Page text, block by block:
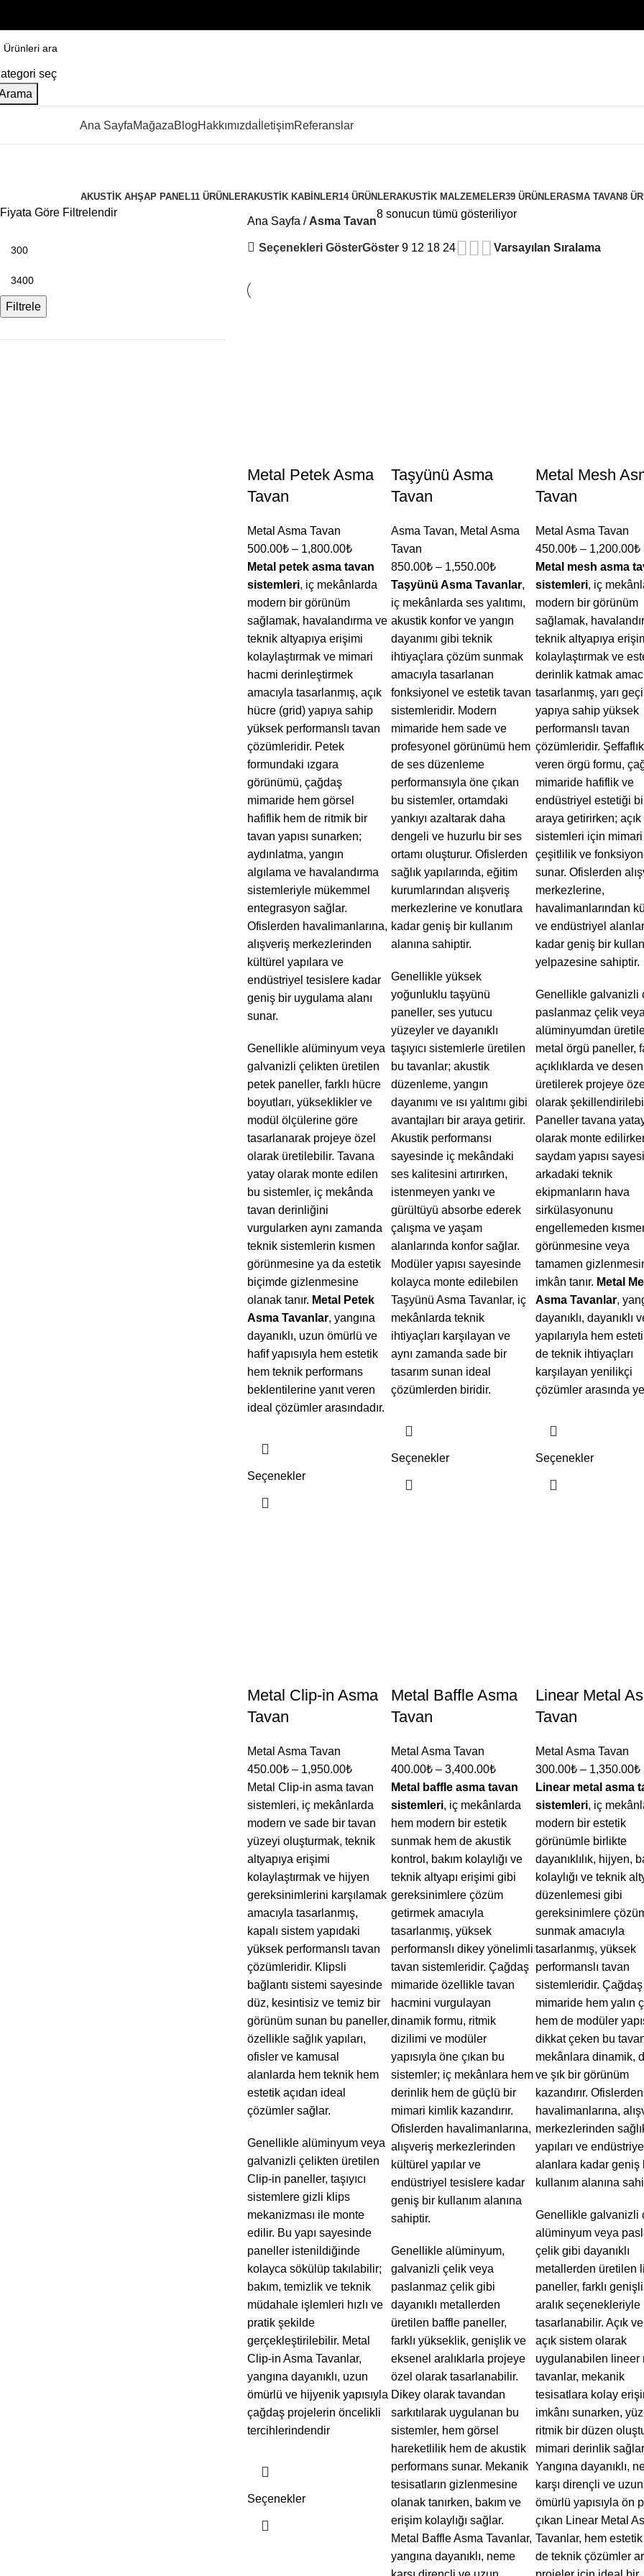
seç
Ana SayfaMağazaBlogHakkımızda İletişimReferanslar
AKUSTIK AHŞAP PANEL11 ÜRÜNLERAKUSTIK KABINLER14 ÜRÜNLERAKUSTIK MALZEMELER39 ÜRÜNLERASMA TAVAN8
Fiyata Göre Filtrelendir
Filtrele
Ana Sayfa Asma Tavan
8 sonucun tümü gösteriliyor
Seçenekleri GösterGöster 9 12 18 24
Metal Petek Asma
Tavan
Metal Asma Tavan
500.00₺ – 1,800.00₺
Metal petek asma tavan
sistemleri, iç mekânlarda
modern bir görünüm
sağlamak, havalandırma ve
teknik altyapıya erişimi
kolaylaştırmak ve mimari
hacmi derinleştirmek
amacıyla tasarlanmış, açık
hücre (grid) yapıya sahip
yüksek performanslı tavan
çözümleridir. Petek
formundaki ızgara
görünümü, çağdaş
mimaride hem görsel
hafiflik hem de ritmik bir
tavan yapısı sunarken;
aydınlatma, yangın
algılama ve havalandırma
sistemleriyle mükemmel
entegrasyon sağlar.
Ofislerden havalimanlarına,
alışveriş merkezlerinden
kültürel yapılara ve
endüstriyel tesislere kadar
geniş bir uygulama alanı
sunar.
Genellikle alüminyum veya
galvanizli çelikten üretilen
petek paneller, farklı hücre
boyutları, yükseklikler ve
modül ölçülerine göre
tasarlanarak projeye özel
olarak üretilebilir. Tavana
yatay olarak monte edilen
bu sistemler, iç mekânda
tavan derinliğini
vurgularken aynı zamanda
teknik sistemlerin kısmen
görünmesine ya da estetik
biçimde gizlenmesine
olanak tanır. Metal Petek
Asma Tavanlar, yangına
dayanıklı, uzun ömürlü ve
hafif yapısıyla hem estetik
hem teknik performans
beklentilerine yanıt veren
ideal çözümler arasındadır.
Seçenekler
Taşyünü Asma
Tavan
Asma Tavan, Metal Asma
Tavan
850.00₺ – 1,550.00₺
Taşyünü Asma Tavanlar,
iç mekânlarda ses yalıtımı,
akustik konfor ve yangın
dayanımı gibi teknik
ihtiyaçlara çözüm sunmak
amacıyla tasarlanan
fonksiyonel ve estetik tavan
sistemleridir. Modern
mimaride hem sade ve
profesyonel görünümü hem
de ses düzenleme
performansıyla öne çıkan
bu sistemler, ortamdaki
yankıyı azaltarak daha
dengeli ve huzurlu bir ses
ortamı oluşturur. Ofislerden
sağlık yapılarında, eğitim
kurumlarından alışveriş
merkezlerine ve konutlara
kadar geniş bir kullanım
alanına sahiptir.
Genellikle yüksek
yoğunluklu taşyünü
paneller, ses yutucu
yüzeyler ve dayanıklı
taşıyıcı sistemlerle üretilen
bu tavanlar; akustik
düzenleme, yangın
dayanımı ve ısı yalıtımı gibi
avantajları bir araya getirir.
Akustik performansı
sayesinde iç mekândaki
ses kalitesini artırırken,
istenmeyen yankı ve
gürültüyü absorbe ederek
çalışma ve yaşam
alanlarında konfor sağlar.
Modüler yapısı sayesinde
kolayca monte edilebilen
Taşyünü Asma Tavanlar, iç
mekânlarda teknik
ihtiyaçları karşılayan ve
aynı zamanda sade bir
tasarım sunan ideal
çözümlerden biridir.
Seçenekler
Metal Mesh
Tavan
Metal Asma Tavan
450.00₺ – 1,200.00₺
Metal mesh asma
sistemleri, iç
modern bir görünüm
sağlamak,
teknik altyapıya
kolaylaştırmak ve
derinlik katmak
tasarlanmış, yarı
yapıya sahip yüksek
performanslı tavan
çözümleridir.
veren örgü formu,
mimaride hafiflik ve
endüstriyel estetiği
araya getirirken; açık
sistemleri için mimari
çeşitlilik ve
sunar. Ofislerden
merkezlerine,
havalimanlarından
ve endüstriyel
kadar geniş bir
yelpazesine sahiptir.
Genellikle galvanizli
paslanmaz çelik veya
alüminyumdan
metal örgü paneller,
açıklıklarda ve
üretilerek projeye
olarak
Paneller tavana
olarak monte
saydam yapısı
arkadaki teknik
ekipmanların hava
sirkülasyonunu
engellemeden
görünmesine veya
tamamen
imkân tanır. Metal
Asma Tavanlar,
dayanıklı, dayanıklı
yapılarıyla hem
de teknik ihtiyaçları
karşılayan yenilikçi
çözümler arasında
Seçenekler
Metal Clip-in Asma
Tavan
Metal Asma Tavan
450.00₺ – 1,950.00₺
Metal Clip-in asma tavan
sistemleri, iç mekânlarda
modern ve sade bir tavan
yüzeyi oluşturmak, teknik
altyapıya erişimi
kolaylaştırmak ve hijyen
gereksinimlerini karşılamak
amacıyla tasarlanmış,
kapalı sistem yapıdaki
yüksek performanslı tavan
çözümleridir. Klipsli
bağlantı sistemi sayesinde
düz, kesintisiz ve temiz bir
görünüm sunan bu paneller,
özellikle sağlık yapıları,
ofisler ve kamusal
alanlarda hem teknik hem
estetik açıdan ideal
çözümler sağlar.
Genellikle alüminyum veya
galvanizli çelikten üretilen
Clip-in paneller, taşıyıcı
sistemlere gizli klips
mekanizması ile monte
edilir. Bu yapı sayesinde
paneller istenildiğinde
kolayca sökülüp takılabilir;
bakım, temizlik ve teknik
müdahale işlemleri hızlı ve
pratik şekilde
gerçekleştirilebilir. Metal
Clip-in Asma Tavanlar,
yangına dayanıklı, uzun
ömürlü ve hijyenik yapısıyla
çağdaş projelerin öncelikli
tercihlerindendir
Seçenekler
Metal Baffle Asma
Tavan
Metal Asma Tavan
400.00₺ – 3,400.00₺
Metal baffle asma tavan
sistemleri, iç mekânlarda
hem modern bir estetik
sunmak hem de akustik
kontrol, bakım kolaylığı ve
teknik altyapı erişimi gibi
gereksinimlere çözüm
getirmek amacıyla
tasarlanmış, yüksek
performanslı dikey yönelimli
tavan sistemleridir. Çağdaş
mimaride özellikle tavan
hacmini vurgulayan
dinamik formu, ritmik
dizilimi ve modüler
yapısıyla öne çıkan bu
sistemler; iç mekânlara hem
derinlik hem de güçlü bir
mimari kimlik kazandırır.
Ofislerden havalimanlarına,
alışveriş merkezlerinden
kültürel yapılar ve
endüstriyel tesislere kadar
geniş bir kullanım alanına
sahiptir.
Genellikle alüminyum,
galvanizli çelik veya
paslanmaz çelik gibi
dayanıklı metallerden
üretilen baffle paneller,
farklı yükseklik, genişlik ve
eksenel aralıklarla projeye
özel olarak tasarlanabilir.
Dikey olarak tavandan
sarkıtılarak uygulanan bu
sistemler, hem görsel
hareketlilik hem de akustik
performans sunar. Mekanik
tesisatların gizlenmesine
olanak tanırken, bakım ve
erişim kolaylığı sağlar.
Metal Baffle Asma Tavanlar,
yangına dayanıklı, neme
Linear Metal
Tavan
Metal Asma Tavan
300.00₺ – 1,350.00₺
Linear metal asma
sistemleri, iç
modern bir estetik
görünümle birlikte
dayanıklılık, hijyen,
kolaylığı ve teknik
düzenlemesi gibi
gereksinimlere
sunmak amacıyla
tasarlanmış, yüksek
performanslı tavan
sistemleridir. Çağdaş
mimaride hem yalın
hem de modüler
dikkat çeken bu
mekânlara dinamik,
ve şık bir görünüm
kazandırır. Ofislerden
havalimanlarına,
merkezlerinden
yapıları ve endüstriyel
alanlara kadar geniş
kullanım alanına
Genellikle galvanizli
alüminyum veya
çelik gibi dayanıklı
metallerden üretilen
paneller, farklı
aralık seçenekleriyle
tasarlanabilir. Açık ve
açık sistem olarak
uygulanabilen lineer
tavanlar, mekanik
tesisatlara kolay
imkânı sunarken,
ritmik bir düzen
mimari derinlik
Yangına dayanıklı,
karşı dirençli ve uzun
ömürlü yapısıyla ön
çıkan Linear Metal
Tavanlar, hem
de teknik çözümler